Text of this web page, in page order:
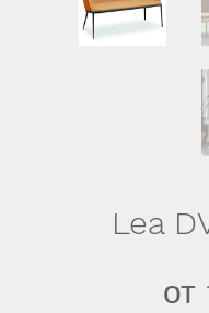
Lea
от